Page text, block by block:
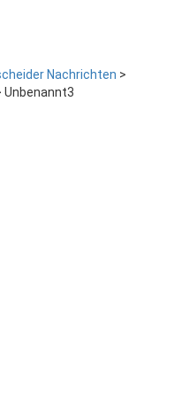
Nachrichten >
Unbenannt3